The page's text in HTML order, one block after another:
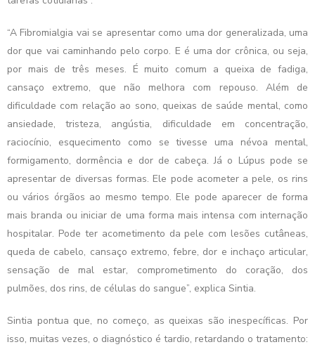
“A Fibromialgia vai se apresentar como uma dor generalizada, uma
dor que vai caminhando pelo corpo. E é uma dor crônica, ou seja,
por mais de três meses. É muito comum a queixa de fadiga,
cansaço extremo, que não melhora com repouso. Além de
dificuldade com relação ao sono, queixas de saúde mental, como
ansiedade, tristeza, angústia, dificuldade em concentração,
raciocínio, esquecimento como se tivesse uma névoa mental,
formigamento, dormência e dor de cabeça. Já o Lúpus pode se
apresentar de diversas formas. Ele pode acometer a pele, os rins
ou vários órgãos ao mesmo tempo. Ele pode aparecer de forma
mais branda ou iniciar de uma forma mais intensa com internação
hospitalar. Pode ter acometimento da pele com lesões cutâneas,
queda de cabelo, cansaço extremo, febre, dor e inchaço articular,
sensação de mal estar, comprometimento do coração, dos
pulmões, dos rins, de células do sangue”, explica Sintia.
Sintia pontua que, no começo, as queixas são inespecíficas. Por
isso, muitas vezes, o diagnóstico é tardio, retardando o tratamento: